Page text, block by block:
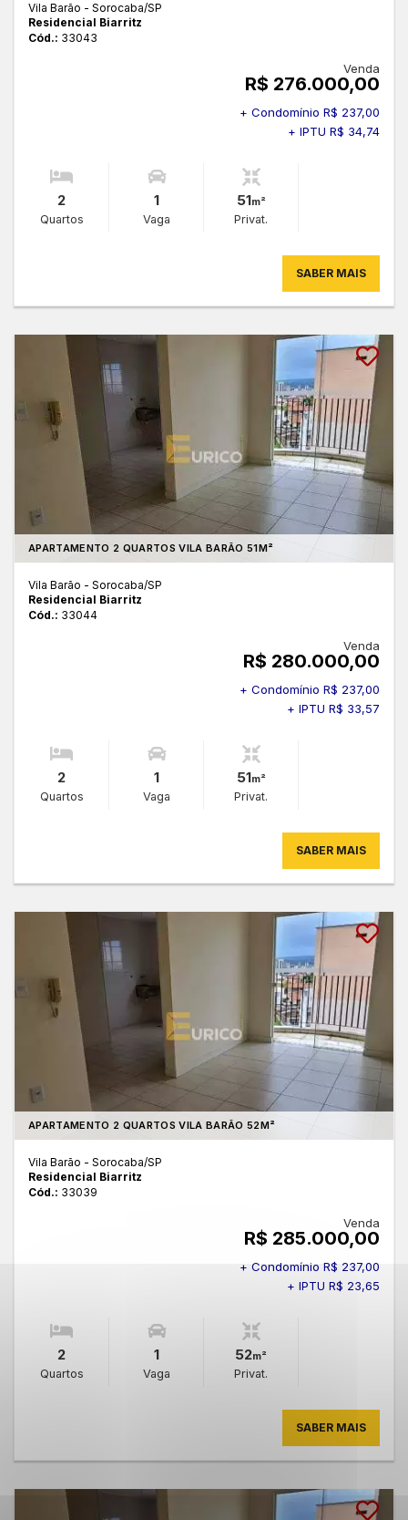
Vila Barão - Sorocaba/SP
Residencial Biarritz
Cód.: 33043
Venda
R$ 276.000,00
+ Condomínio R$ 237,00
+ IPTU R$ 34,74
2
Quartos
1
Vaga
51m²
Privat.
SABER MAIS
APARTAMENTO 2 QUARTOS VILA BARÃO 51M²
Vila Barão - Sorocaba/SP
Residencial Biarritz
Cód.: 33044
Venda
R$ 280.000,00
+ Condomínio R$ 237,00
+ IPTU R$ 33,57
2
Quartos
1
Vaga
51m²
Privat.
SABER MAIS
APARTAMENTO 2 QUARTOS VILA BARÃO 52M²
Vila Barão - Sorocaba/SP
Residencial Biarritz
Cód.: 33039
Venda
R$ 285.000,00
+ Condomínio R$ 237,00
+ IPTU R$ 23,65
2
Quartos
1
Vaga
52m²
Privat.
SABER MAIS